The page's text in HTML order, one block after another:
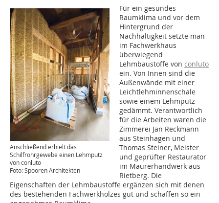
Anschließend erhielt das
Schilfrohrgewebe einen Lehmputz
von conluto
Foto: Spooren Architekten
Für ein gesundes
Raumklima und vor dem
Hintergrund der
Nachhaltigkeit setzte man
im Fachwerkhaus
überwiegend
Lehmbaustoffe von conluto
ein. Von Innen sind die
Außenwände mit einer
Leichtlehminnenschale
sowie einem Lehmputz
gedämmt. Verantwortlich
für die Arbeiten waren die
Zimmerei Jan Reckmann
aus Steinhagen und
Thomas Steiner, Meister
und ­geprüfter Restaurator
im Maurerhandwerk aus
Rietberg. Die
Eigenschaften der Lehmbaustoffe ergänzen sich mit denen
des bestehenden Fachwerkholzes gut und schaffen so ein